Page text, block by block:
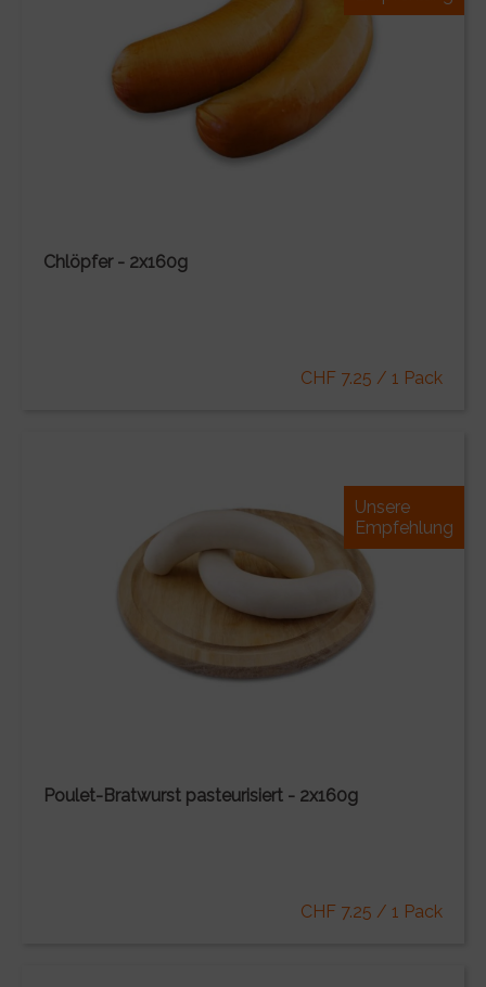
Chlöpfer - 2x160g
CHF 7.25 / 1 Pack
Unsere
Empfehlung
Poulet-Bratwurst pasteurisiert - 2x160g
CHF 7.25 / 1 Pack